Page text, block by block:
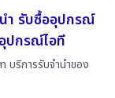
ำ รับซื้ออุปกรณ์
ปกรณ์ไอที
บริการรับจำนำของ